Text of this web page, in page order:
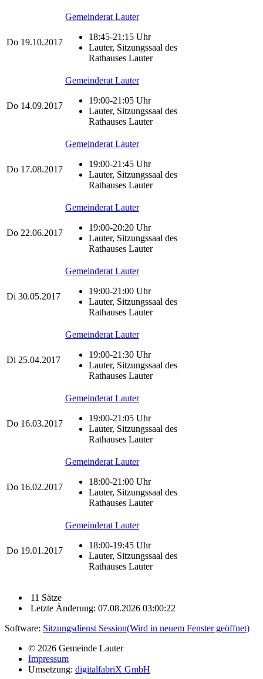
Do 19.10.2017
Gemeinderat Lauter
18:45-21:15 Uhr
Lauter, Sitzungssaal des
Rathauses Lauter
Do 14.09.2017
Gemeinderat Lauter
19:00-21:05 Uhr
Lauter, Sitzungssaal des
Rathauses Lauter
Do 17.08.2017
Gemeinderat Lauter
19:00-21:45 Uhr
Lauter, Sitzungssaal des
Rathauses Lauter
Do 22.06.2017
Gemeinderat Lauter
19:00-20:20 Uhr
Lauter, Sitzungssaal des
Rathauses Lauter
Di 30.05.2017
Gemeinderat Lauter
19:00-21:00 Uhr
Lauter, Sitzungssaal des
Rathauses Lauter
Di 25.04.2017
Gemeinderat Lauter
19:00-21:30 Uhr
Lauter, Sitzungssaal des
Rathauses Lauter
Do 16.03.2017
Gemeinderat Lauter
19:00-21:05 Uhr
Lauter, Sitzungssaal des
Rathauses Lauter
Do 16.02.2017
Gemeinderat Lauter
18:00-21:00 Uhr
Lauter, Sitzungssaal des
Rathauses Lauter
Do 19.01.2017
Gemeinderat Lauter
18:00-19:45 Uhr
Lauter, Sitzungssaal des
Rathauses Lauter
11 Sätze
Letzte Änderung: 07.08.2026 03:00:22
Software: Sitzungsdienst Session(Wird in neuem Fenster geöffnet)
© 2026 Gemeinde Lauter
Impressum
Umsetzung: digitalfabriX GmbH